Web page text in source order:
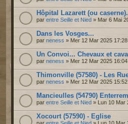
Hôpital Lazarett (ou
par entre Seille et Nied » Mar 6 Mai
Dans les Vosges...
par neness » Mer 12 Mar 2025
Un Convoi... Chevaux et
par neness » Mer 12 Mar 2025
Thimonville (57580) - Les
par neness » Mer 12 Mar 2025
Mancieulles (54790)
par entre Seille et Nied » Lun 10 Mar
Xocourt (57590) - Eglise
par entre Seille et Nied » Lun 10 Mar